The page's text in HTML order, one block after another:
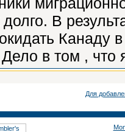
Для